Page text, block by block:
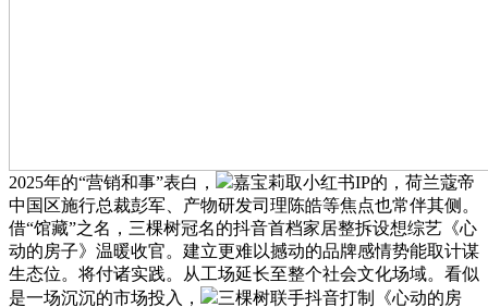
2025年的“营销和事”表白，
嘉宝莉取小红书IP的，荷兰蔻帝
中国区施行总裁彭军、产物研发司理陈皓等焦点也常伴其侧。
借“馆藏”之名，三棵树冠名的抖音首档家居整拆设想综艺《心
动的房子》温暖收官。建立更难以撼动的品牌感情势能取计谋
生态位。将付诸实践。从工场延长至整个社会文化场域。看似
是一场沉沉的市场投入，
三棵树联手抖音打制《心动的房